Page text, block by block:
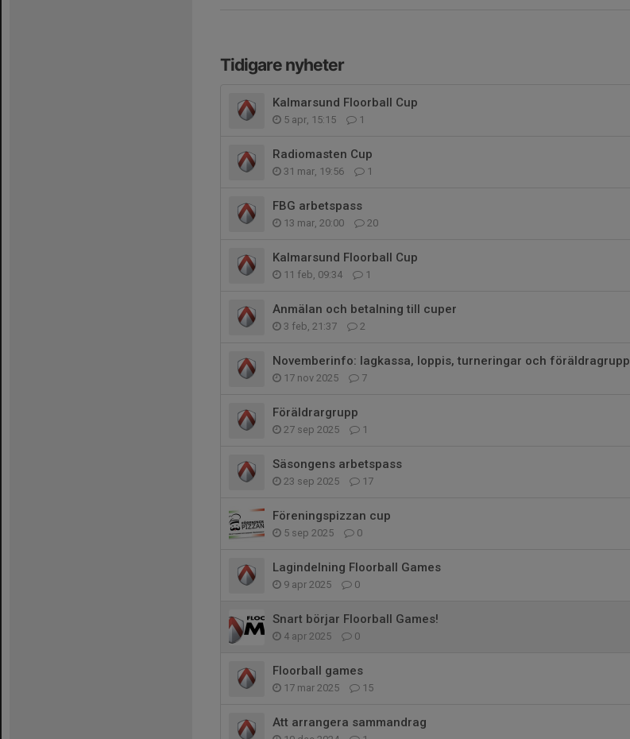
Tidigare nyheter
Kalmarsund Floorball Cup
5 apr, 15:15 1
Radiomasten Cup
31 mar, 19:56 1
FBG arbetspass
13 mar, 20:00 20
Kalmarsund Floorball Cup
11 feb, 09:34 1
Anmälan och betalning till cuper
3 feb, 21:37 2
Novemberinfo: lagkassa, loppis, turneringar och föräldragrupp
17 nov 2025 7
Föräldrargrupp
27 sep 2025 1
Säsongens arbetspass
23 sep 2025 17
Föreningspizzan cup
5 sep 2025 0
Lagindelning Floorball Games
9 apr 2025 0
Snart börjar Floorball Games!
4 apr 2025 0
Floorball games
17 mar 2025 15
Att arrangera sammandrag